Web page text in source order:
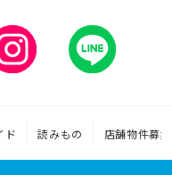
ド 読みもの 店舗物件募集